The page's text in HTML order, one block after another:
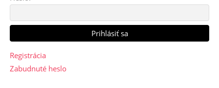
Registrácia
Zabudnuté heslo